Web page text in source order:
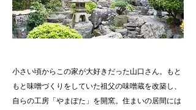
小さい頃からこの家が大好きだった山口さん。もと
もと味噌づくりをしていた祖父の味噌蔵を改築し、
自らの工房「やまぽた」を開窯。住まいの居間には